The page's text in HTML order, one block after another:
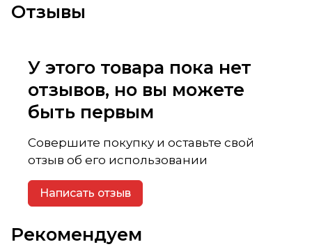
Отзывы
У этого товара пока нет
отзывов, но вы можете
быть первым
Совершите покупку и оставьте свой
отзыв об его использовании
Написать отзыв
Рекомендуем